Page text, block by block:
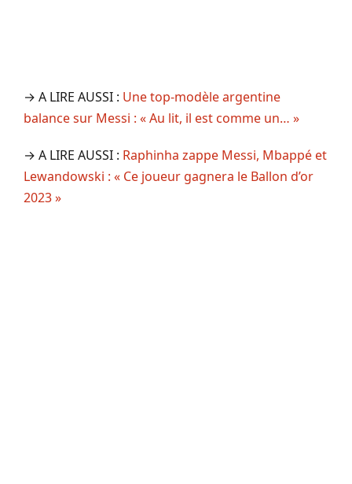
→ A LIRE AUSSI : Une top-modèle argentine
balance sur Messi : « Au lit, il est comme un… »
→ A LIRE AUSSI : Raphinha zappe Messi, Mbappé et
Lewandowski : « Ce joueur gagnera le Ballon d’or
2023 »